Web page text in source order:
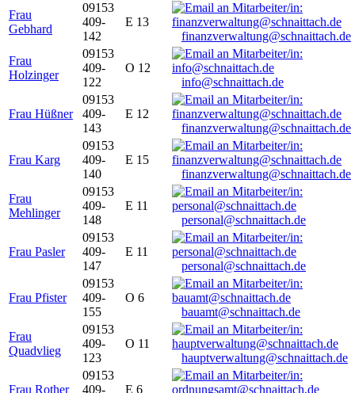
Frau
Gebhard
09153
409-
142
E 13
finanzverwaltung@schnaittach.de
Frau
Holzinger
09153
409-
122
O 12
info@schnaittach.de
Frau Hüßner
09153
409-
143
E 12
finanzverwaltung@schnaittach.de
Frau Karg
09153
409-
140
E 15
finanzverwaltung@schnaittach.de
Frau
Mehlinger
09153
409-
148
E 11
personal@schnaittach.de
Frau Pasler
09153
409-
147
E 11
personal@schnaittach.de
Frau Pfister
09153
409-
155
O 6
bauamt@schnaittach.de
Frau
Quadvlieg
09153
409-
123
O 11
hauptverwaltung@schnaittach.de
Frau Rother
09153
409-
E 6